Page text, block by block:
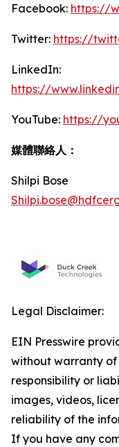
Facebook: https://
Twitter: https://
LinkedIn:
https://
YouTube: https://
媒體聯絡人：
Shilpi Bose
Legal Disclaimer:
EIN Presswire
without warranty of
responsibility or
images, videos,
reliability of the
If you have any